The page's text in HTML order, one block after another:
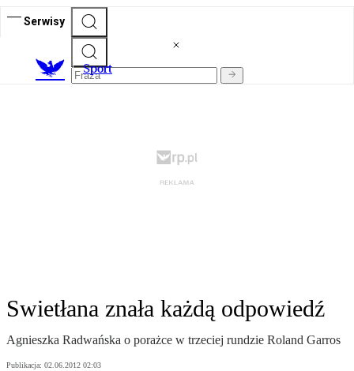
Serwisy
Sport
Swietłana znała każdą odpowiedź
Agnieszka Radwańska o porażce w trzeciej rundzie Roland Garros
Publikacja: 02.06.2012 02:03